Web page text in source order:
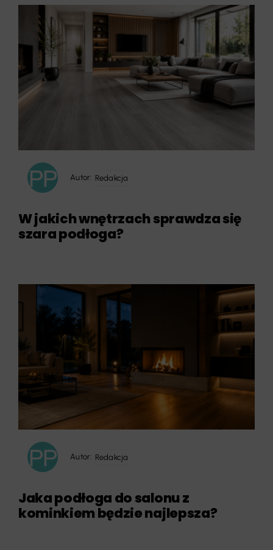
Autor: Redakcja
W jakich wnętrzach sprawdza się
szara podłoga?
Autor: Redakcja
Jaka podłoga do salonu z
kominkiem będzie najlepsza?